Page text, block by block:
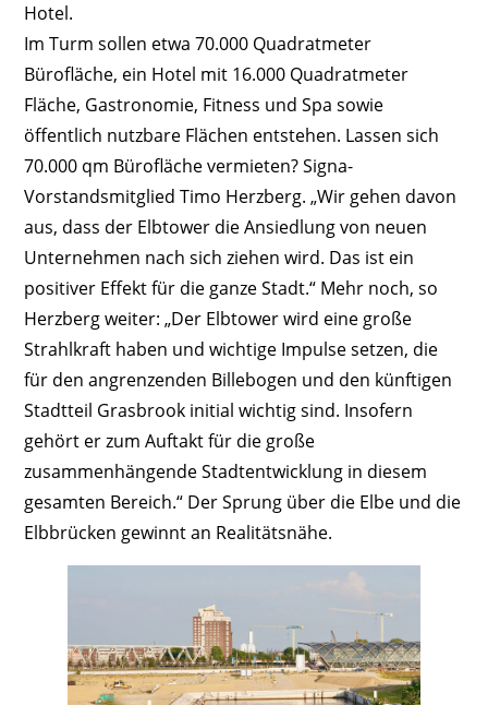
Hotel.
Im Turm sollen etwa 70.000 Quadratmeter
Bürofläche, ein Hotel mit 16.000 Quadratmeter
Fläche, Gastronomie, Fitness und Spa sowie
öffentlich nutzbare Flächen entstehen. Lassen sich
70.000 qm Bürofläche vermieten? Signa-
Vorstandsmitglied Timo Herzberg. „Wir gehen davon
aus, dass der Elbtower die Ansiedlung von neuen
Unternehmen nach sich ziehen wird. Das ist ein
positiver Effekt für die ganze Stadt.“ Mehr noch, so
Herzberg weiter: „Der Elbtower wird eine große
Strahlkraft haben und wichtige Impulse setzen, die
für den angrenzenden Billebogen und den künftigen
Stadtteil Grasbrook initial wichtig sind. Insofern
gehört er zum Auftakt für die große
zusammenhängende Stadtentwicklung in diesem
gesamten Bereich.“ Der Sprung über die Elbe und die
Elbbrücken gewinnt an Realitätsnähe.